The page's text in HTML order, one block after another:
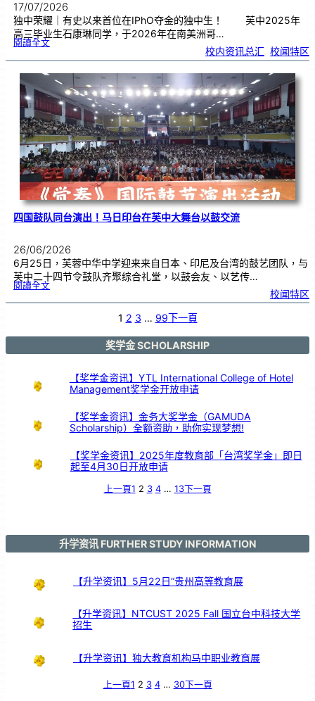
17/07/2026
独中荣耀｜有史以来首位在IPhO夺金的独中生！ 芙中2025年
高三毕业生石康琳同学，于2026年在南美洲哥…
閱讀全文:芙
获
际
物
理
赛
金
牌
！
校内资讯总汇 校闻特区
四国鼓队同台演出！马日印台在芙中大舞台以鼓交流
26/06/2026
6月25日，芙蓉中华中学迎来来自日本、印尼及台湾的鼓艺团队，与
芙中二十四节令鼓队齐聚综合礼堂，以鼓会友、以艺传…
閱讀全文:四
队
日
在
校闻特区
1 2 3 … 99下一頁
奖学金 SCHOLARSHIP
【奖学金资讯】YTL International College of Hotel
Management奖学金开放申请
【奖学金资讯】金务大奖学金（GAMUDA
Scholarship）全额资助，助你实现梦想!
【奖学金资讯】2025年度教育部「台湾奖学金」即日
起至4月30日开放申请
上一頁1 2 3 4 … 13下一頁
升学资讯 FURTHER STUDY INFORMATION
【升学资讯】5月22日“贵州高等教育展
【升学资讯】NTCUST 2025 Fall 国立台中科技大学
招生
【升学资讯】独大教育机构马中职业教育展
上一頁1 2 3 4 … 30下一頁